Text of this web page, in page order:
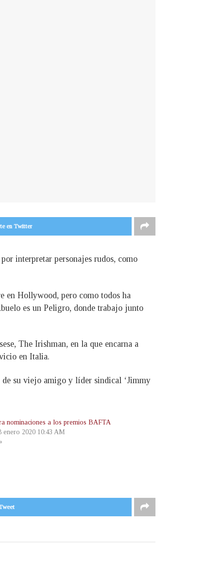
en Twitter
interpretar personajes rudos, como
en Hollywood, pero como todos ha
es un Peligro, donde trabajo junto
The Irishman, en la que encarna a
en Italia.
de su viejo amigo y líder sindical ‘Jimmy
nominaciones a los premios BAFTA
enero 2020 10:43 AM